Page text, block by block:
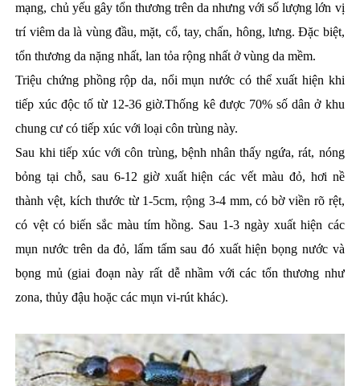
mạng, chủ yếu gây tổn thương trên da nhưng với số lượng lớn vị
trí viêm da là vùng đầu, mặt, cổ, tay, chấn, hông, lưng. Đặc biệt,
tổn thương da nặng nhất, lan tỏa rộng nhất ở vùng da mềm.
Triệu chứng phồng rộp da, nổi mụn nước có thể xuất hiện khi
tiếp xúc độc tố từ 12-36 giờ.Thống kê được 70% số dân ở khu
chung cư có tiếp xúc với loại côn trùng này.
Sau khi tiếp xúc với côn trùng, bệnh nhân thấy ngứa, rát, nóng
bỏng tại chỗ, sau 6-12 giờ xuất hiện các vết màu đỏ, hơi nề
thành vệt, kích thước từ 1-5cm, rộng 3-4 mm, có bờ viền rõ rệt,
có vệt có biến sắc màu tím hồng. Sau 1-3 ngày xuất hiện các
mụn nước trên da đỏ, lấm tấm sau đó xuất hiện bọng nước và
bọng mủ (giai đoạn này rất dễ nhầm với các tổn thương như
zona, thủy đậu hoặc các mụn vi-rút khác).